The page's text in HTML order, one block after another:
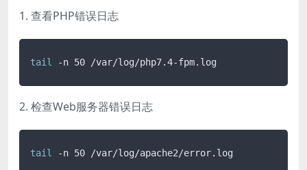
1. 查看PHP错误日志
tail -n 50 /var/log/php7.4-fpm.log
2. 检查Web服务器错误日志
tail -n 50 /var/log/apache2/error.log